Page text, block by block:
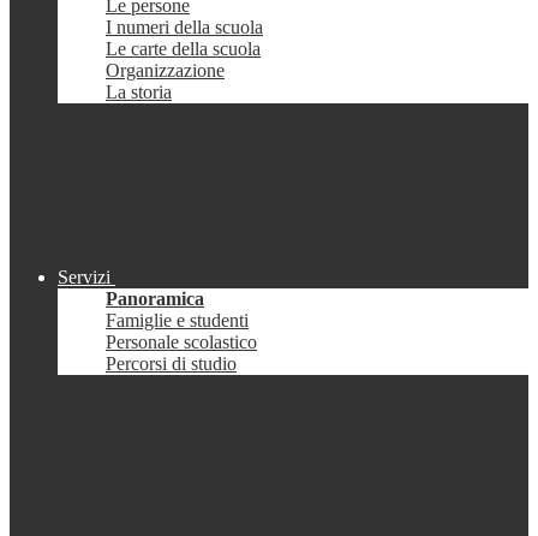
Le persone
I numeri della scuola
Le carte della scuola
Organizzazione
La storia
Servizi
Panoramica
Famiglie e studenti
Personale scolastico
Percorsi di studio